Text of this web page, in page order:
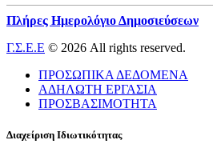
Πλήρες Ημερολόγιο Δημοσιεύσεων
Γ.Σ.Ε.Ε © 2026 All rights reserved.
ΠΡΟΣΩΠΙΚΑ ΔΕΔΟΜΕΝΑ
ΑΔΗΛΩΤΗ ΕΡΓΑΣΙΑ
ΠΡΟΣΒΑΣΙΜΟΤΗΤΑ
Διαχείριση Ιδιωτικότητας